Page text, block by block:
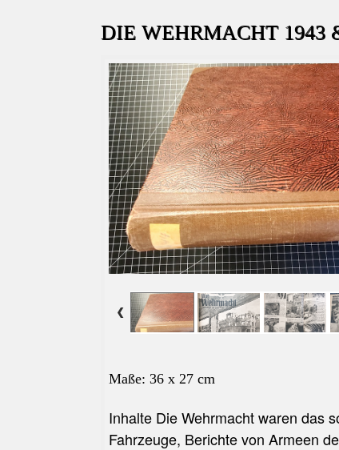
DIE WEHRMACHT 1943
Maße: 36 x 27 cm
Inhalte Die Wehrmachtwaren das
Fahrzeuge, Berichte von Armeen